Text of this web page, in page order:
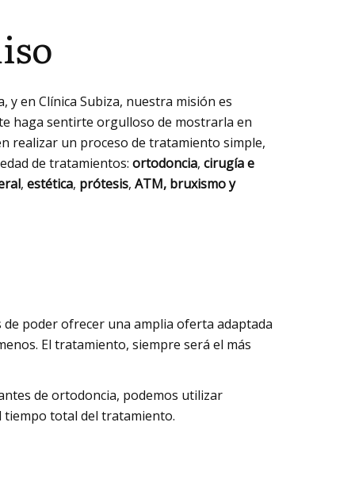
y en Clínica Subiza, nuestra misión es
haga sentirte orgulloso de mostrarla en
realizar un proceso de tratamiento simple,
de tratamientos: ortodoncia, cirugía e
, estética, prótesis, ATM, bruxismo y
poder ofrecer una amplia oferta adaptada
El tratamiento, siempre será el más
de ortodoncia, podemos utilizar
tiempo total del tratamiento.